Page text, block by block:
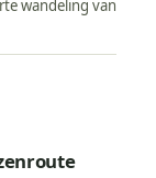
wandeling van